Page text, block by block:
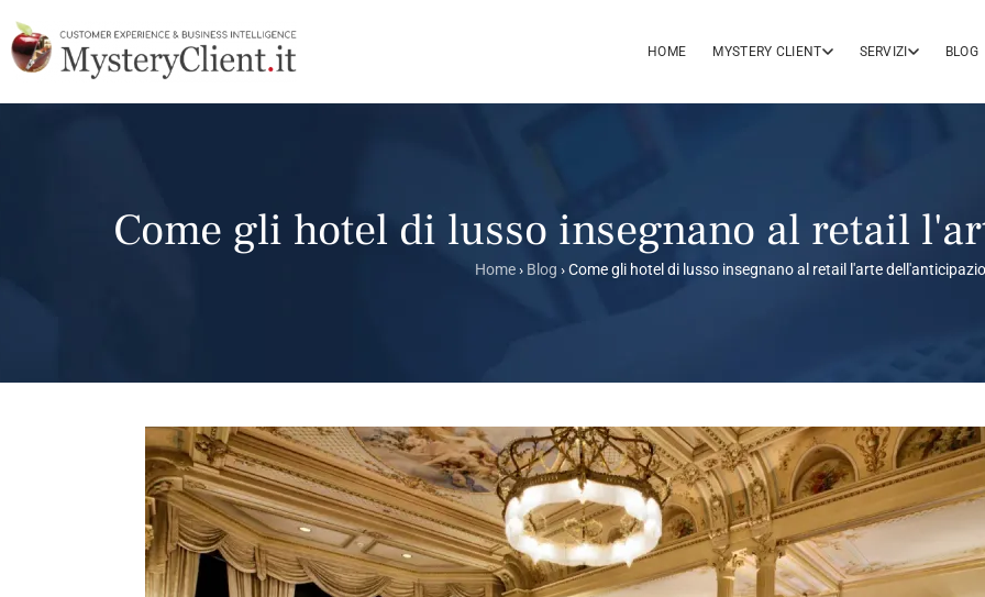
HOME MYSTERY CLIENT SERVIZI BLOG
Come gli hotel di lusso insegnano al retail
Home› Blog ›Come gli hotel di lusso insegnano al retail l'arte